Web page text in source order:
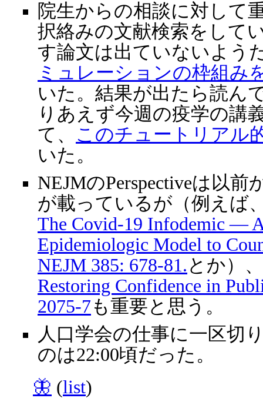
院生からの相談に対して
択絡みの文献検索をして
す論文は出ていないよう
ミュレーションの枠組み
いた。結果が出たら読ん
りあえず今週の疫学の講
て、 このチュートリアル
いた。
NEJMのPerspectiveは以
が載っているが（例えば
The Covid-19 Infodemic —
Epidemiologic Model to
NEJM 385: 678-81. とか）、
Restoring Confidence in
2075-7 も重要と思う。
人口学会の仕事に一区切
のは22:00頃だった。
🦋 (list)